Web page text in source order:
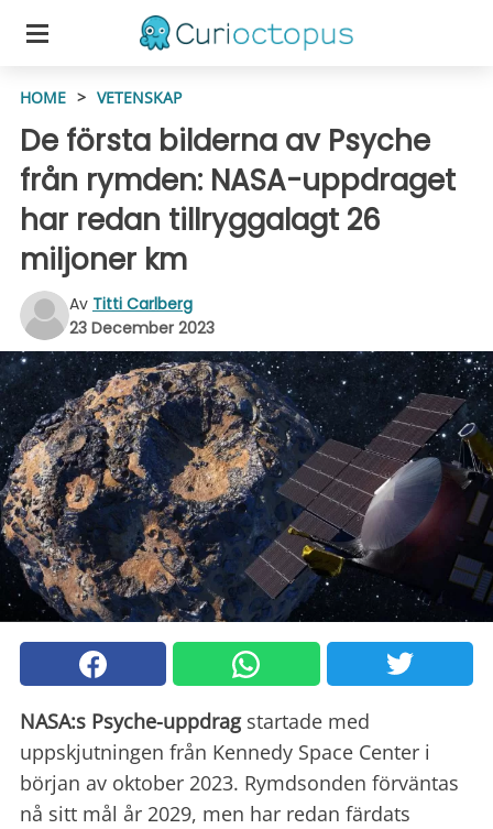
HOME > VETENSKAP
De första bilderna av Psyche
från rymden: NASA-uppdraget
har redan tillryggalagt 26
miljoner km
Av Titti Carlberg
23 December 2023
NASA:s Psyche-uppdragstartade med
uppskjutningen från Kennedy Space Center i
början av oktober 2023. Rymdsonden förväntas
nå sitt mål år 2029, men har redan färdats